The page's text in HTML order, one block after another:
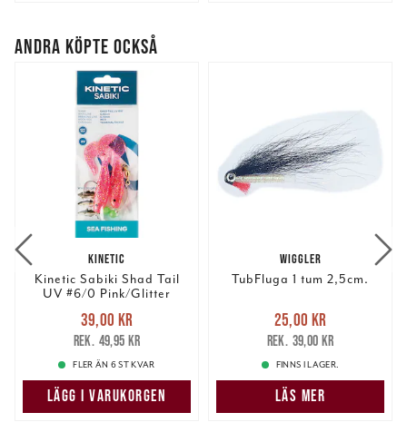
ANDRA KÖPTE OCKSÅ
KINETIC
Kinetic Sabiki Shad Tail
UV #6/0 Pink/Glitter
Nuvarande pris
39,00 krTidigare pris
49,95 kr
39,00 kr
49,95 kr
FLER ÄN 6 ST KVAR
LÄGG I VARUKORGEN
WIGGLER
TubFluga 1 tum 2,5cm.
Nuvarande pris
25,00 krTidigare pris
39,00 kr
25,00 kr
39,00 kr
FINNS I LAGER.
LÄS MER